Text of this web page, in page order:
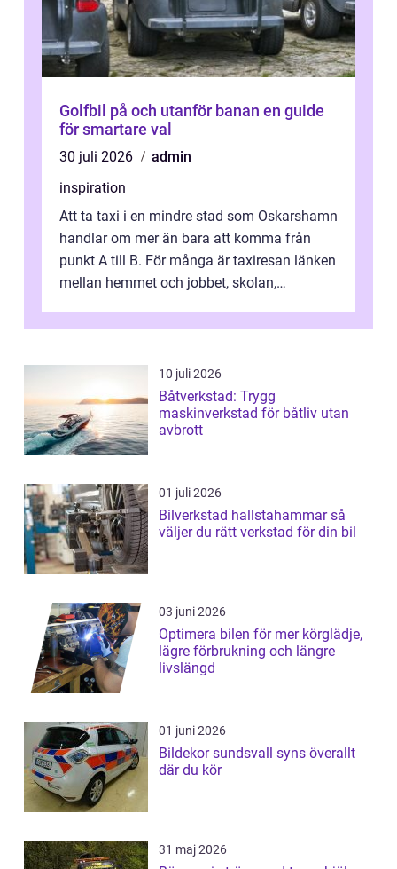
Golfbil på och utanför banan en guide
för smartare val
30 juli 2026
admin
inspiration
Att ta taxi i en mindre stad som Oskarshamn
handlar om mer än bara att komma från
punkt A till B. För många är taxiresan länken
mellan hemmet och jobbet, skolan,
10 juli 2026
Båtverkstad: Trygg
maskinverkstad för båtliv utan
avbrott
01 juli 2026
Bilverkstad hallstahammar så
väljer du rätt verkstad för din bil
03 juni 2026
Optimera bilen för mer körglädje,
lägre förbrukning och längre
livslängd
01 juni 2026
Bildekor sundsvall syns överallt
där du kör
31 maj 2026